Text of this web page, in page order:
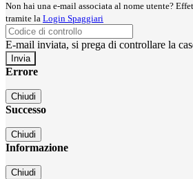
Non hai una e-mail associata al nome utente?
tramite la Login Spaggiari
E-mail inviata, si prega di controllare la
Errore
Chiudi
Successo
Chiudi
Informazione
Chiudi